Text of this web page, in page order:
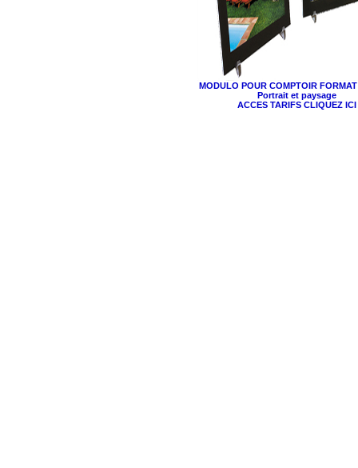
MODULO POUR COMPTOIR
Portrait et paysage
ACCES TARIFS CLIQUEZ ICI